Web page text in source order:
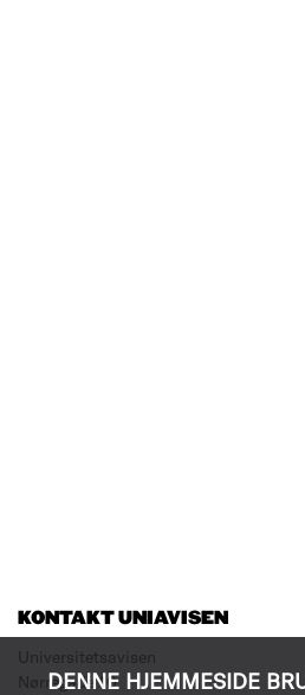
DENNE HJEMMESIDE
KONTAKT UNIAVISEN
Universitetsavisen
Nørregade 10